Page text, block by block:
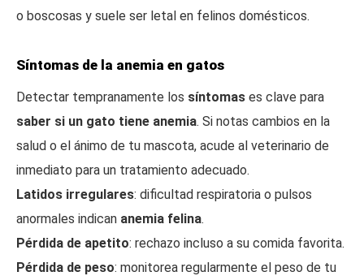
o boscosas y suele ser letal en felinos domésticos.
Síntomas de la anemia en gatos
Detectar tempranamente los síntomas es clave para
saber si un gato tiene anemia. Si notas cambios en la
salud o el ánimo de tu mascota, acude al veterinario de
inmediato para un tratamiento adecuado.
Latidos irregulares: dificultad respiratoria o pulsos
anormales indican anemia felina.
Pérdida de apetito: rechazo incluso a su comida favorita.
Pérdida de peso: monitorea regularmente el peso de tu